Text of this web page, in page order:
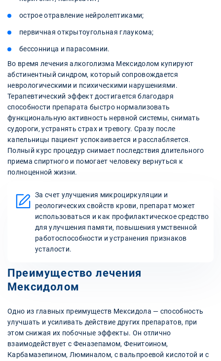
острое отравление нейролептиками;
первичная открытоугольная глаукома;
бессонница и парасомнии.
Во время лечения алкоголизма Мексидолом купируют
абстинентный синдром, который сопровождается
неврологическими и психическими нарушениями.
Терапевтический эффект достигается благодаря
способности препарата быстро нормализовать
функциональную активность нервной системы, снимать
судороги, устранять страх и тревогу. Сразу после
капельницы пациент успокаивается и расслабляется.
Полный курс процедур снимает последствия длительного
приема спиртного и помогает человеку вернуться к
полноценной жизни.
За счет улучшения микроциркуляции и
реологических свойств крови, препарат может
использоваться и как профилактическое средство
для улучшения памяти, повышения умственной
работоспособности и устранения признаков
усталости.
Преимущество лечения
Мексидолом
Одно из главных преимуществ Мексидола — способность
улучшать и усиливать действие других препаратов, при
этом снижая их побочные эффекты. Он отлично
взаимодействует с Феназепамом, Фенитоином,
Карбамазепином, Люминалом, с вальпроевой кислотой и с